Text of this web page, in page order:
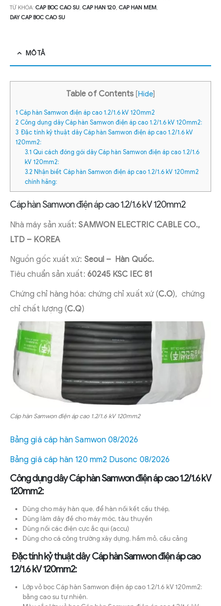
TỪ KHÓA: CAP BOC CAO SU, CAP HAN 120, CAP HAN MEM,
DAY CAP BOC CAO SU
MÔ TẢ
Table of Contents Hide]
1 Cáp hàn Samwon điện áp cao 1.2/1.6 kV 120mm2
2 Công dụng dây Cáp hàn Samwon điện áp cao 1.2/1.6 kV 120mm2:
3 Đặc tính kỷ thuật dây Cáp hàn Samwon điện áp cao 1.2/1.6 kV
120mm2:
3.1 Qui cách đóng gói dây Cáp hàn Samwon điện áp cao 1.2/1.6
kV 120mm2:
3.2 Nhận biết Cáp hàn Samwon điện áp cao 1.2/1.6 kV 120mm2
chính hãng:
Cáp hàn Samwon điện áp cao 1.2/1.6 kV 120mm2
Nhà máy sản xuất:SAMWON ELECTRIC CABLE CO.,
LTD – KOREA
Nguồn gốc xuất xứ: Seoul – Hàn Quốc.
Tiêu chuẩn sản xuất: 60245 KSC IEC 81
Chứng chỉ hàng hóa: chứng chỉ xuất xứ (C.O), chứng
chỉ chất lượng (C.Q)
Cáp hàn Samwon điện áp cao 1.2/1.6 kV 120mm2
Bảng giá cáp hàn Samwon 08/2026
Bảng giá cáp hàn 120 mm2 Dusonc 08/2026
Công dụng dây Cáp hàn Samwon điện áp cao 1.2/1.6 kV
120mm2:
Dùng cho máy hàn que, để hàn nối kết cấu thép,
Dùng làm dây đề cho máy móc, tàu thuyền
Dùng nối các điện cực ắc qui (accu)
Dùng cho cá công trường xây dựng, hầm mỏ, cầu cảng
Đặc tính kỷ thuật dây Cáp hàn Samwon điện áp cao
1.2/1.6 kV 120mm2:
Lớp vỏ bọc Cáp hàn Samwon điện áp cao 1.2/1.6 kV 120mm2:
bằng cao su tự nhiên.